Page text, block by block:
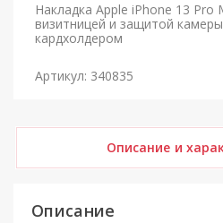
Накладка Apple iPhone 13 Pro
визитницей и защитой
кардхолдером
Артикул: 340835
Описание и
Описание